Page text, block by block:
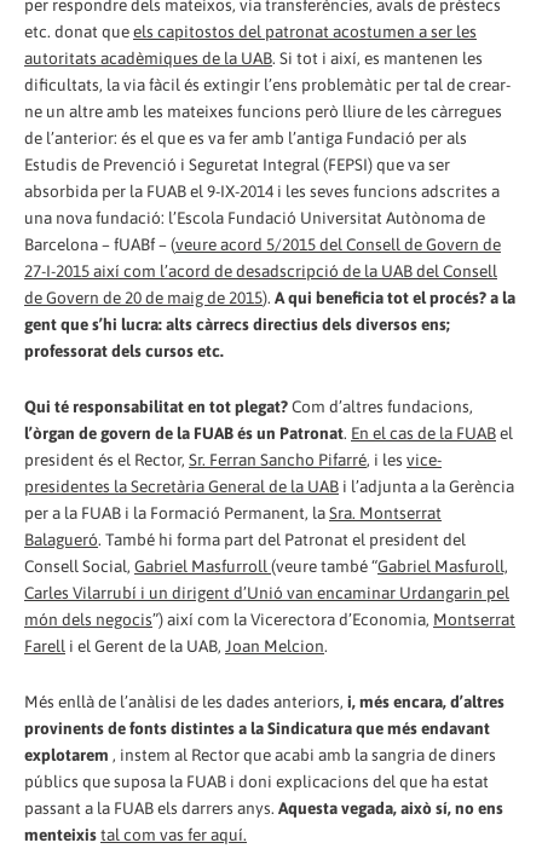
per respondre dels mateixos, via transferències, avals de préstecs
etc. donat queels capitostos del patronat acostumen a ser les
autoritats acadèmiques de la UAB. Si tot i així, es mantenen les
dificultats, la via fàcil és extingir l’ens problemàtic per tal de crear-
ne un altre amb les mateixes funcions però lliure de les càrregues
de l’anterior: és el que es va fer amb l’antiga Fundació per als
Estudis de Prevenció i Seguretat Integral (FEPSI) que va ser
absorbida per la FUAB el 9-IX-2014 i les seves funcions adscrites a
una nova fundació: l’Escola Fundació Universitat Autònoma de
Barcelona – fUABf – (veure acord 5/2015 del Consell de Govern de
27-I-2015 així com l’acord de desadscripció de la UAB del Consell
de Govern de 20 de maig de 2015). A qui beneficia tot el procés?a la
gent que s’hi lucra: alts càrrecs directius dels diversos ens;
professorat dels cursos etc.
Qui té responsabilitat en tot plegat?Com d’altres fundacions,
l’òrgan de govern de la FUAB és un Patronat. En el cas de la FUABel
president és el Rector, Sr. Ferran Sancho Pifarré, i les vice-
presidentes la Secretària General de la UAB i l’adjunta a la Gerència
per a la FUAB i la Formació Permanent, laSra. Montserrat
Balagueró. També hi forma part del Patronat el president del
Consell Social, Gabriel Masfurroll(veure també “Gabriel Masfuroll,
Carles Vilarrubí i un dirigent d’Unió van encaminar Urdangarin pel
món dels negocis”) així com la Vicerectora d’Economia, Montserrat
Farell i el Gerent de la UAB, Joan Melcion.
Més enllà de l’anàlisi de les dades anteriors, i, més encara, d’altres
provinents de fonts distintes a la Sindicatura que més endavant
explotarem , instem al Rector que acabi amb la sangria de diners
públics que suposa la FUAB i doni explicacions del que ha estat
passant a la FUAB els darrers anys. Aquesta vegada, això sí, no ens
menteixistal com vas fer aquí.